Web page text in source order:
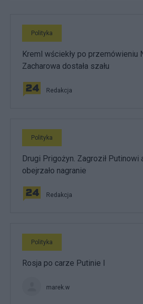
Polityka
Kreml wściekły po przemówieniu
Zacharowa dostała szału
Redakcja
Polityka
Drugi Prigożyn. Zagroził Putinowi
obejrzało nagranie
Redakcja
Polityka
Rosja po carze Putinie I
marek.w